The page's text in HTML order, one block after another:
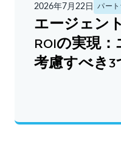
2026年7月22日 パー
エージェン
ROIの実現
考慮すべき